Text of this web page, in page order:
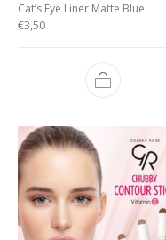
Cat’s Eye Liner Matte Blue
€3,50